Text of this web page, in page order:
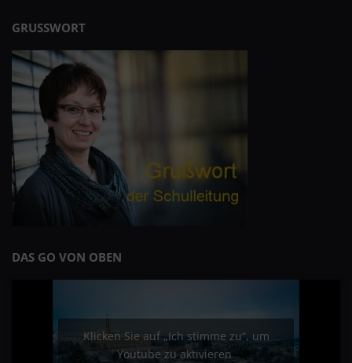
GRUSSWORT
DAS GO VON OBEN
Klicken Sie auf „Ich stimme zu“, um
Youtube zu aktivieren